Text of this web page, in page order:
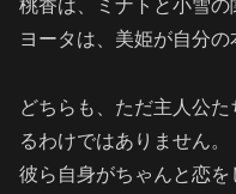
桃香は、ミナトと小雪の
ヨータは、美姫が自分の
どちらも、ただ主人公
るわけではありません。
彼ら自身がちゃんと恋を